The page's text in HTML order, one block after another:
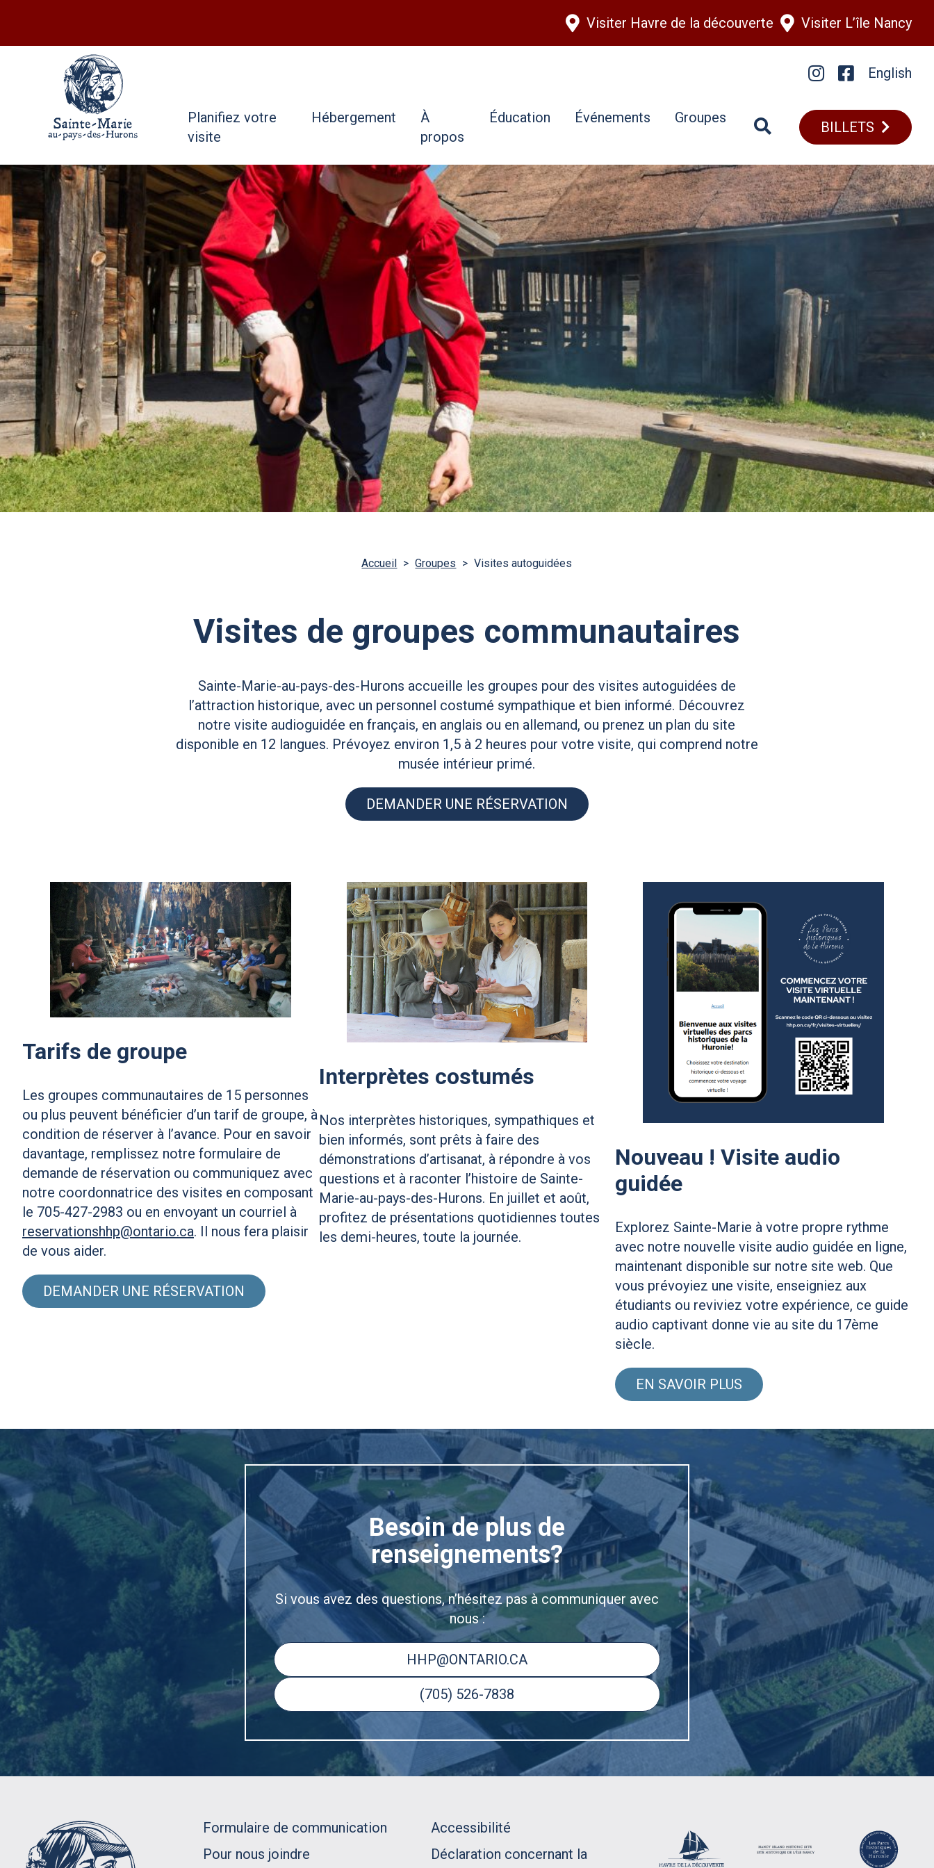
Aller au contenu principal
Visiter Havre de la découverte Visiter L’île Nancy
InstagramFacebook
English
Planifiez votre
visite
Hébergement
À
propos
Éducation Événements Groupes
BILLETS
Accueil > Groupes > Visites autoguidées
Visites de groupes communautaires
Sainte-Marie-au-pays-des-Hurons accueille les groupes pour des visites autoguidées de
l’attraction historique, avec un personnel costumé sympathique et bien informé. Découvrez
notre visite audioguidée en français, en anglais ou en allemand, ou prenez un plan du site
disponible en 12 langues. Prévoyez environ 1,5 à 2 heures pour votre visite, qui comprend notre
musée intérieur primé.
DEMANDER UNE RÉSERVATION
Tarifs de groupe
Les groupes communautaires de 15 personnes
ou plus peuvent bénéficier d’un tarif de groupe, à
condition de réserver à l’avance. Pour en savoir
davantage, remplissez notre formulaire de
demande de réservation ou communiquez avec
notre coordonnatrice des visites en composant
le 705-427-2983 ou en envoyant un courriel à
reservationshhp@ontario.ca. Il nous fera plaisir
de vous aider.
DEMANDER UNE RÉSERVATION
Interprètes costumés
Nos interprètes historiques, sympathiques et
bien informés, sont prêts à faire des
démonstrations d’artisanat, à répondre à vos
questions et à raconter l’histoire de Sainte-
Marie-au-pays-des-Hurons. En juillet et août,
profitez de présentations quotidiennes toutes
les demi-heures, toute la journée.
Nouveau ! Visite audio
guidée
Explorez Sainte-Marie à votre propre rythme
avec notre nouvelle visite audio guidée en ligne,
maintenant disponible sur notre site web. Que
vous prévoyiez une visite, enseigniez aux
étudiants ou reviviez votre expérience, ce guide
audio captivant donne vie au site du 17ème
siècle.
EN SAVOIR PLUS
Besoin de plus de
renseignements?
Si vous avez des questions, n’hésitez pas à communiquer avec
nous :
HHP@ONTARIO.CA
(705) 526-7838
Formulaire de communication
Pour nous joindre
Accessibilité
Déclaration concernant la